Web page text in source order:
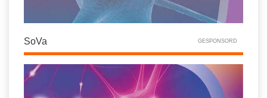
SoVa GESPONSORD